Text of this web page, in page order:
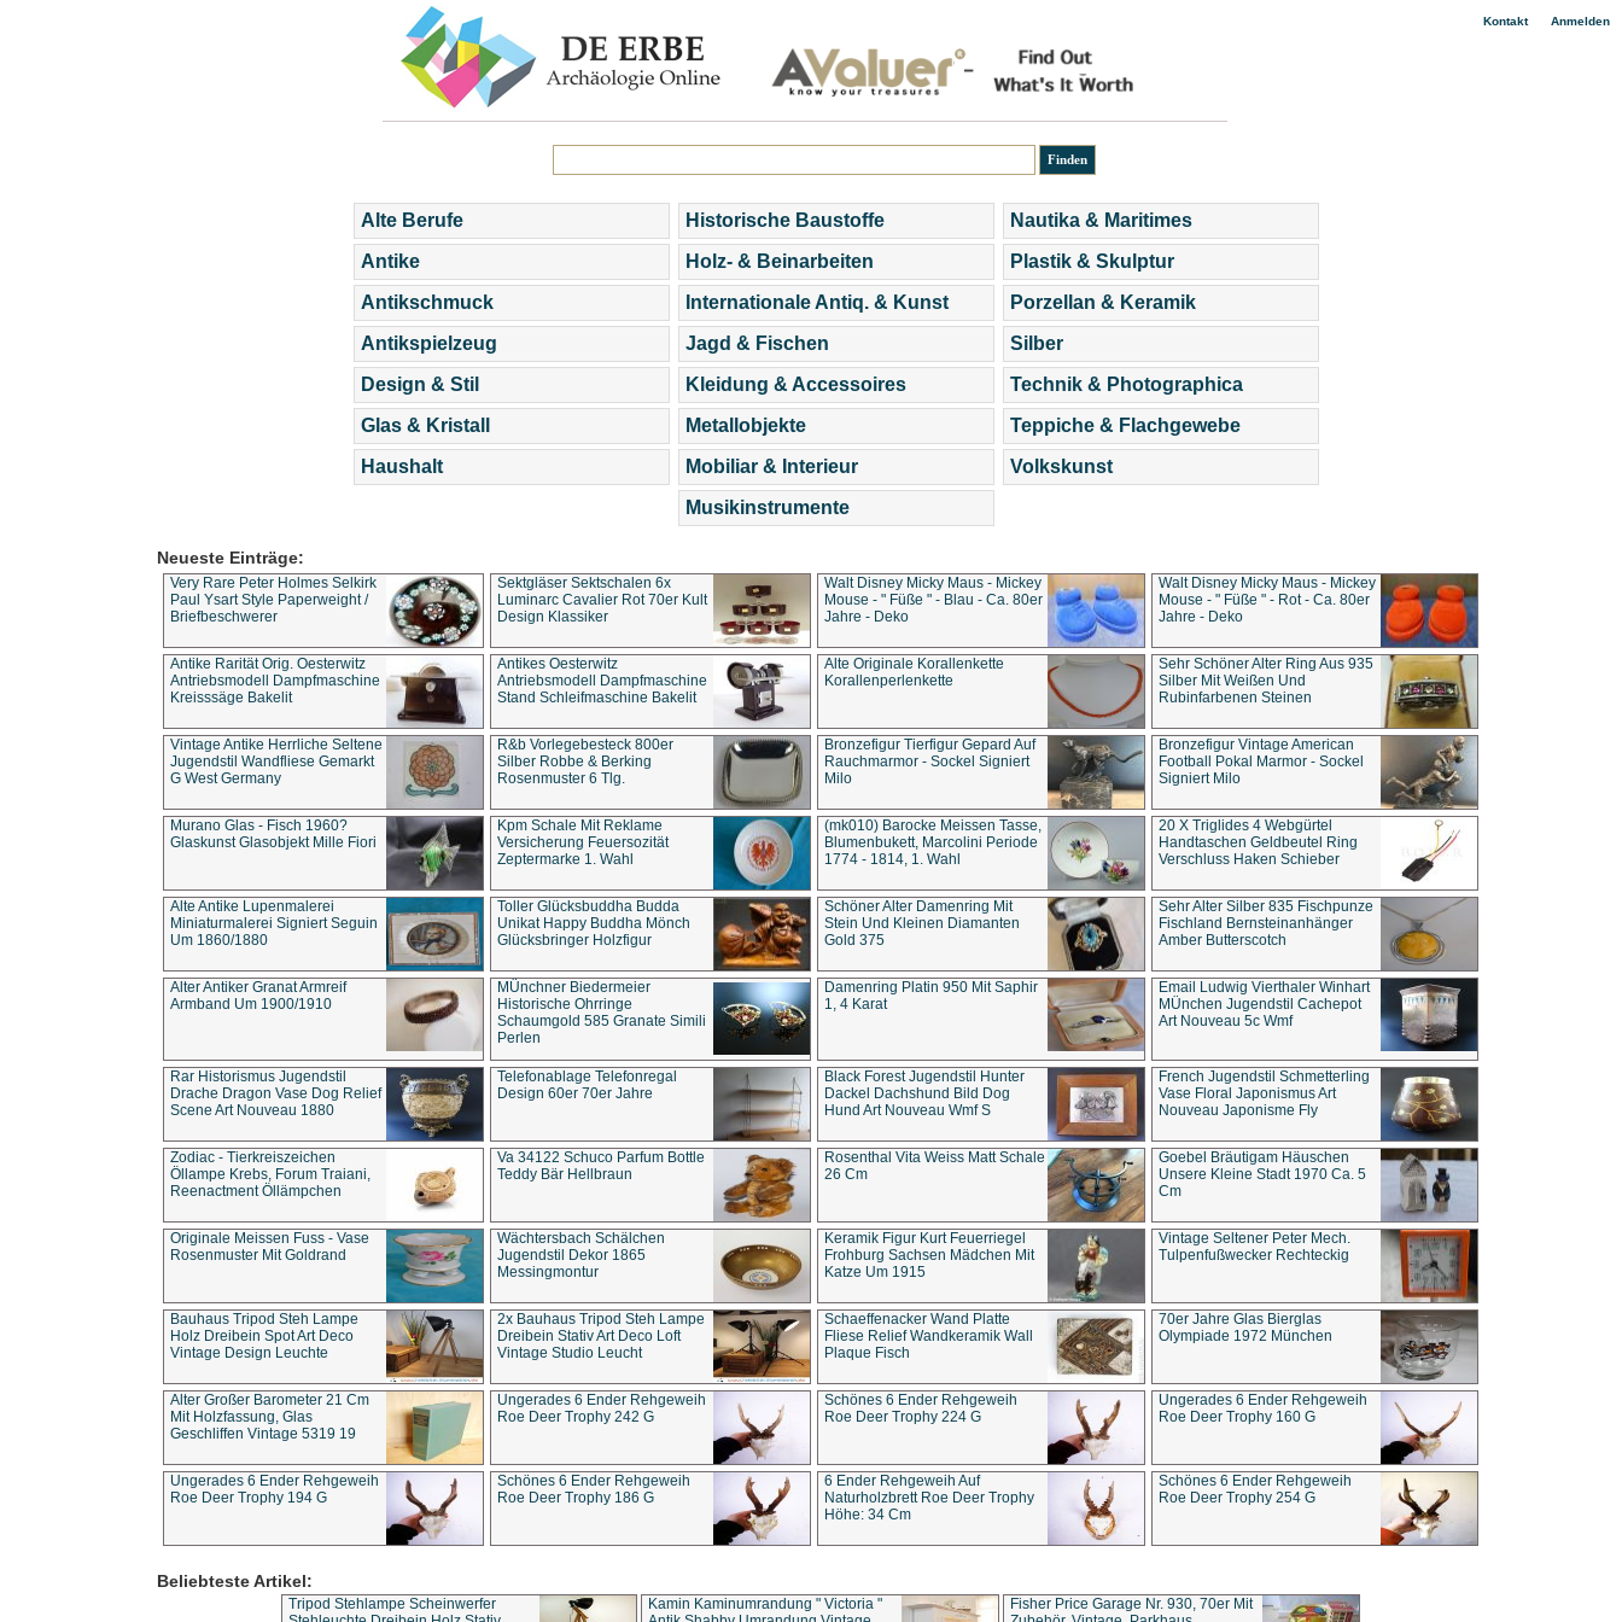
Kontakt| Anmelden
Alte Berufe
Antike
Antikschmuck
Antikspielzeug
Design & Stil
Glas & Kristall
Haushalt
Historische Baustoffe
Holz- & Beinarbeiten
Internationale Antiq. & Kunst
Jagd & Fischen
Kleidung & Accessoires
Metallobjekte
Mobiliar & Interieur
Musikinstrumente
Nautika & Maritimes
Plastik & Skulptur
Porzellan & Keramik
Silber
Technik & Photographica
Teppiche & Flachgewebe
Volkskunst
Neueste Einträge:
Very Rare Peter Holmes Selkirk
Paul Ysart Style Paperweight /
Briefbeschwerer
Sektgläser Sektschalen 6x
Luminarc Cavalier Rot 70er Kult
Design Klassiker
Walt Disney Micky Maus - Mickey
Mouse - " Füße " - Blau - Ca. 80er
Jahre - Deko
Walt Disney Micky Maus - Mickey
Mouse - " Füße " - Rot - Ca. 80er
Jahre - Deko
Antike Rarität Orig. Oesterwitz
Antriebsmodell Dampfmaschine
Kreisssäge Bakelit
Antikes Oesterwitz
Antriebsmodell Dampfmaschine
Stand Schleifmaschine Bakelit
Alte Originale Korallenkette
Korallenperlenkette
Sehr Schöner Alter Ring Aus 935
Silber Mit Weißen Und
Rubinfarbenen Steinen
Vintage Antike Herrliche Seltene
Jugendstil Wandfliese Gemarkt
G West Germany
R&b Vorlegebesteck 800er
Silber Robbe & Berking
Rosenmuster 6 Tlg.
Bronzefigur Tierfigur Gepard Auf
Rauchmarmor - Sockel Signiert
Milo
Bronzefigur Vintage American
Football Pokal Marmor - Sockel
Signiert Milo
Murano Glas - Fisch 1960?
Glaskunst Glasobjekt Mille Fiori
Kpm Schale Mit Reklame
Versicherung Feuersozität
Zeptermarke 1. Wahl
(mk010) Barocke Meissen Tasse,
Blumenbukett, Marcolini Periode
1774 - 1814, 1. Wahl
20 X Triglides 4 Webgürtel
Handtaschen Geldbeutel Ring
Verschluss Haken Schieber
Alte Antike Lupenmalerei
Miniaturmalerei Signiert Seguin
Um 1860/1880
Toller Glücksbuddha Budda
Unikat Happy Buddha Mönch
Glücksbringer Holzfigur
Schöner Alter Damenring Mit
Stein Und Kleinen Diamanten
Gold 375
Sehr Alter Silber 835 Fischpunze
Fischland Bernsteinanhänger
Amber Butterscotch
Alter Antiker Granat Armreif
Armband Um 1900/1910
MÜnchner Biedermeier
Historische Ohrringe
Schaumgold 585 Granate Simili
Perlen
Damenring Platin 950 Mit Saphir
1, 4 Karat
Email Ludwig Vierthaler Winhart
MÜnchen Jugendstil Cachepot
Art Nouveau 5c Wmf
Rar Historismus Jugendstil
Drache Dragon Vase Dog Relief
Scene Art Nouveau 1880
Telefonablage Telefonregal
Design 60er 70er Jahre
Black Forest Jugendstil Hunter
Dackel Dachshund Bild Dog
Hund Art Nouveau Wmf S
French Jugendstil Schmetterling
Vase Floral Japonismus Art
Nouveau Japonisme Fly
Zodiac - Tierkreiszeichen
Öllampe Krebs, Forum Traiani,
Reenactment Öllämpchen
Va 34122 Schuco Parfum Bottle
Teddy Bär Hellbraun
Rosenthal Vita Weiss Matt Schale
26 Cm
Goebel Bräutigam Häuschen
Unsere Kleine Stadt 1970 Ca. 5
Cm
Originale Meissen Fuss - Vase
Rosenmuster Mit Goldrand
Wächtersbach Schälchen
Jugendstil Dekor 1865
Messingmontur
Keramik Figur Kurt Feuerriegel
Frohburg Sachsen Mädchen Mit
Katze Um 1915
Vintage Seltener Peter Mech.
Tulpenfußwecker Rechteckig
Bauhaus Tripod Steh Lampe
Holz Dreibein Spot Art Deco
Vintage Design Leuchte
2x Bauhaus Tripod Steh Lampe
Dreibein Stativ Art Deco Loft
Vintage Studio Leucht
Schaeffenacker Wand Platte
Fliese Relief Wandkeramik Wall
Plaque Fisch
70er Jahre Glas Bierglas
Olympiade 1972 München
Alter Großer Barometer 21 Cm
Mit Holzfassung, Glas
Geschliffen Vintage 5319 19
Ungerades 6 Ender Rehgeweih
Roe Deer Trophy 242 G
Schönes 6 Ender Rehgeweih
Roe Deer Trophy 224 G
Ungerades 6 Ender Rehgeweih
Roe Deer Trophy 160 G
Ungerades 6 Ender Rehgeweih
Roe Deer Trophy 194 G
Schönes 6 Ender Rehgeweih
Roe Deer Trophy 186 G
6 Ender Rehgeweih Auf
Naturholzbrett Roe Deer Trophy
Höhe: 34 Cm
Schönes 6 Ender Rehgeweih
Roe Deer Trophy 254 G
Beliebteste Artikel:
Tripod Stehlampe Scheinwerfer
Kamin Kaminumrandung " Victoria "
Fisher Price Garage Nr. 930, 70er Mit